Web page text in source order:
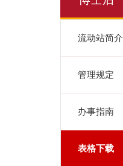
流动站简介
管理规定
办事指南
表格下载